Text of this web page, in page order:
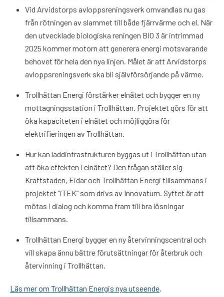
Vid Arvidstorps avloppsreningsverk omvandlas nu gas
från rötningen av slammet till både fjärrvärme och el. När
den utvecklade biologiska reningen BIO 3 är intrimmad
2025 kommer motorn att generera energi motsvarande
behovet för hela den nya linjen. Målet är att Arvidstorps
avloppsreningsverk ska bli självförsörjande på värme.
Trollhättan Energi förstärker elnätet och bygger en ny
mottagningsstation i Trollhättan. Projektet görs för att
öka kapaciteten i elnätet och möjliggöra för
elektrifieringen av Trollhättan.
Hur kan laddinfrastrukturen byggas ut i Trollhättan utan
att öka effekten i elnätet? Den frågan ställer sig
Kraftstaden, Eidar och Trollhättan Energi tillsammans i
projektet ”iTEK” som drivs av Innovatum. Syftet är att
mötas i dialog och komma fram till bra lösningar
tillsammans.
Trollhättan Energi bygger en ny återvinningscentral och
vill skapa ännu bättre förutsättningar för återbruk och
återvinning i Trollhättan.
Läs mer om Trollhättan Energis nya utseende.